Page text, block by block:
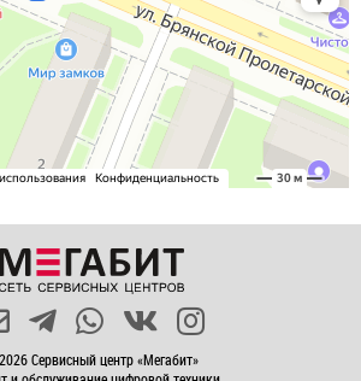
Сервисный центр «Мегабит»